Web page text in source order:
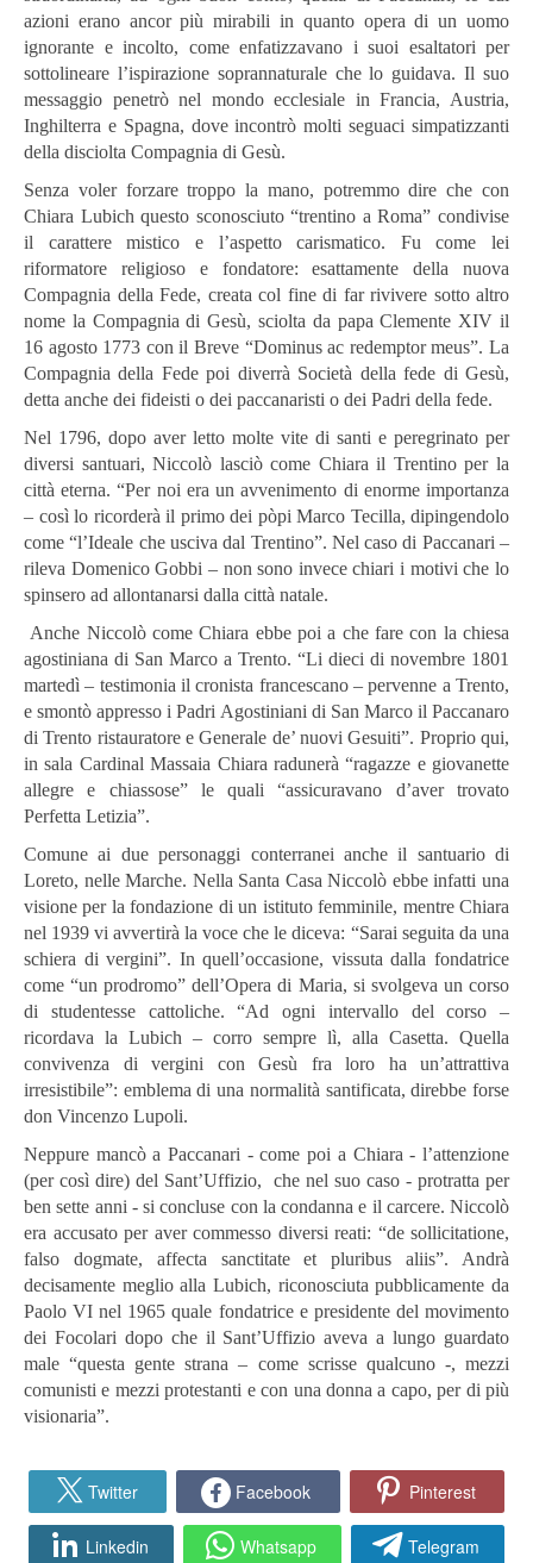
azioni erano ancor più mirabili in quanto opera di un uomo
ignorante e incolto, come enfatizzavano i suoi esaltatori per
sottolineare l’ispirazione soprannaturale che lo guidava. Il suo
messaggio penetrò nel mondo ecclesiale in Francia, Austria,
Inghilterra e Spagna, dove incontrò molti seguaci simpatizzanti
della disciolta Compagnia di Gesù.
Senza voler forzare troppo la mano, potremmo dire che con
Chiara Lubich questo sconosciuto “trentino a Roma” condivise
il carattere mistico e l’aspetto carismatico. Fu come lei
riformatore religioso e fondatore: esattamente della nuova
Compagnia della Fede, creata col fine di far rivivere sotto altro
nome la Compagnia di Gesù, sciolta da papa Clemente XIV il
16 agosto 1773 con il Breve “Dominus ac redemptor meus”. La
Compagnia della Fede poi diverrà Società della fede di Gesù,
detta anche dei fideisti o dei paccanaristi o dei Padri della fede.
Nel 1796, dopo aver letto molte vite di santi e peregrinato per
diversi santuari, Niccolò lasciò come Chiara il Trentino per la
città eterna. “Per noi era un avvenimento di enorme importanza
– così lo ricorderà il primo dei pòpi Marco Tecilla, dipingendolo
come “l’Ideale che usciva dal Trentino”. Nel caso di Paccanari –
rileva Domenico Gobbi – non sono invece chiari i motivi che lo
spinsero ad allontanarsi dalla città natale.
Anche Niccolò come Chiara ebbe poi a che fare con la chiesa
agostiniana di San Marco a Trento. “Li dieci di novembre 1801
martedì – testimonia il cronista francescano – pervenne a Trento,
e smontò appresso i Padri Agostiniani di San Marco il Paccanaro
di Trento ristauratore e Generale de’ nuovi Gesuiti”. Proprio qui,
in sala Cardinal Massaia Chiara radunerà “ragazze e giovanette
allegre e chiassose” le quali “assicuravano d’aver trovato
Perfetta Letizia”.
Comune ai due personaggi conterranei anche il santuario di
Loreto, nelle Marche. Nella Santa Casa Niccolò ebbe infatti una
visione per la fondazione di un istituto femminile, mentre Chiara
nel 1939 vi avvertirà la voce che le diceva: “Sarai seguita da una
schiera di vergini”. In quell’occasione, vissuta dalla fondatrice
come “un prodromo” dell’Opera di Maria, si svolgeva un corso
di studentesse cattoliche. “Ad ogni intervallo del corso –
ricordava la Lubich – corro sempre lì, alla Casetta. Quella
convivenza di vergini con Gesù fra loro ha un’attrattiva
irresistibile”: emblema di una normalità santificata, direbbe forse
don Vincenzo Lupoli.
Neppure mancò a Paccanari - come poi a Chiara - l’attenzione
(per così dire) del Sant’Uffizio, che nel suo caso - protratta per
ben sette anni - si concluse con la condanna e il carcere. Niccolò
era accusato per aver commesso diversi reati: “de sollicitatione,
falso dogmate, affecta sanctitate et pluribus aliis”. Andrà
decisamente meglio alla Lubich, riconosciuta pubblicamente da
Paolo VI nel 1965 quale fondatrice e presidente del movimento
dei Focolari dopo che il Sant’Uffizio aveva a lungo guardato
male “questa gente strana – come scrisse qualcuno -, mezzi
comunisti e mezzi protestanti e con una donna a capo, per di più
visionaria”.
Twitter Facebook Pinterest
Linkedin Whatsapp Telegram